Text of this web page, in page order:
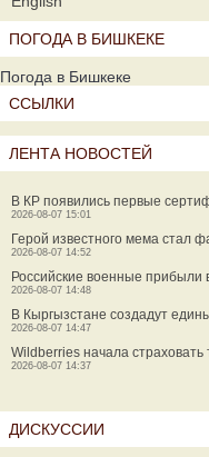
ПОГОДА В БИШКЕКЕ
Погода в Бишкеке
ССЫЛКИ
ЛЕНТА НОВОСТЕЙ
В КР появились первые
2026-08-07 15:01
Герой известного мема стал
2026-08-07 14:52
Российские военные
2026-08-07 14:48
В Кыргызстане создадут
2026-08-07 14:47
Wildberries начала
2026-08-07 14:37
ДИСКУССИИ